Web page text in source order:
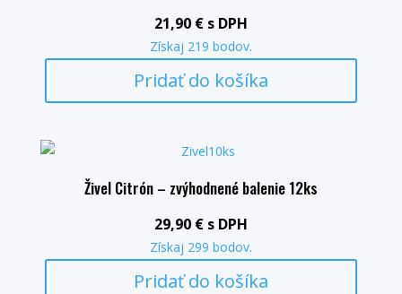
21,90 € s DPH
Získaj 219 bodov.
Pridať do košíka
Živel Citrón – zvýhodnené balenie 12ks
29,90 € s DPH
Získaj 299 bodov.
Pridať do košíka